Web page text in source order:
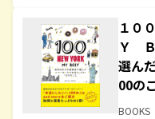
１
Ｙ
選ん
00の
BOOKS